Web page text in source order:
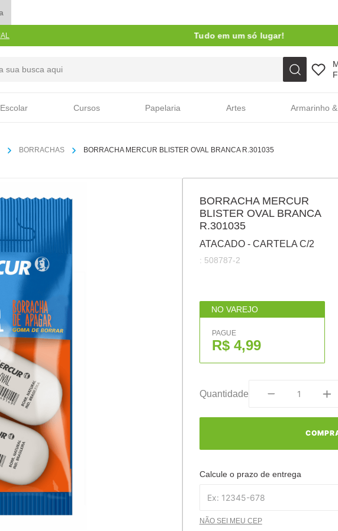
Tudo em um só lugar!
Cursos Papelaria Artes Armarinho
BORRACHAS BORRACHA MERCUR BLISTER OVAL BRANCA R.301035
BORRACHA MERCUR
BLISTER OVAL BRANCA
R.301035
ATACADO - CARTELA C/2
: 508787-2
NO VAREJO
PAGUE
R$ 4,99
Quantidade
Calcule o prazo de entrega
NÃO SEI MEU CEP